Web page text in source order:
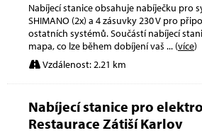
Nabíjecí stanice obsahuje nabíječku pro
SHIMANO (2x) a 4 zásuvky 230 V pro
ostatních systémů. Součástí nabíjecí
mapa, co lze během dobíjení vaš ... (více)
Vzdálenost: 2.21 km
Nabíjecí stanice pro
Restaurace Zátiší Karlov